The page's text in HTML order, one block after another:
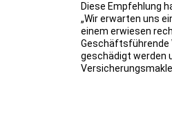
Diese Empfehlung
„Wir erwarten uns
einem erwiesen
Geschäftsführende
geschädigt werden